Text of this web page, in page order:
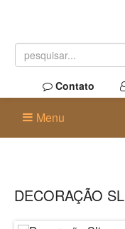
Contato
Menu
DECORAÇÃO